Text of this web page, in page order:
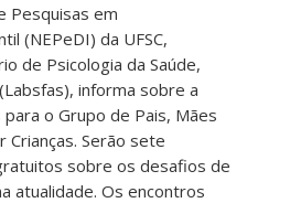
Pesquisas em
(NEPeDI) da UFSC,
de Psicologia da Saúde,
informa sobre a
o Grupo de Pais, Mães
Crianças. Serão sete
sobre os desafios de
atualidade. Os encontros